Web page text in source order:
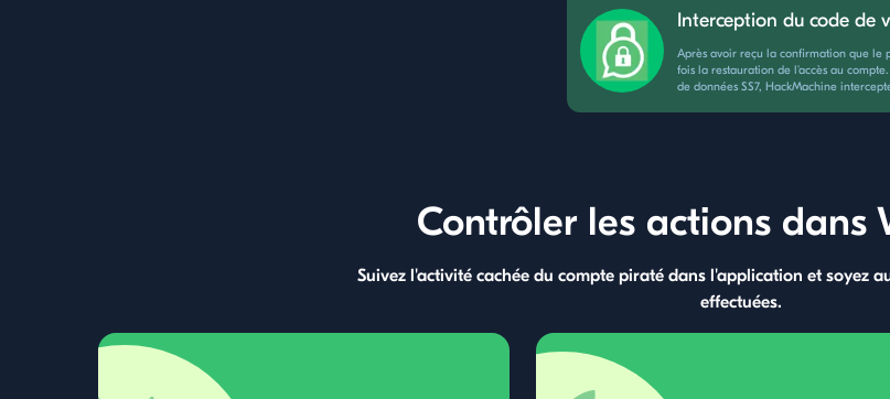
Interception du code de
Après avoir reçu la confirmation que le
fois la restauration de l'accès au
de données SS7, HackMachine
Contrôler les actions dans
Suivez l'activité cachée du compte piraté dans l'application et soyez
effectuées.